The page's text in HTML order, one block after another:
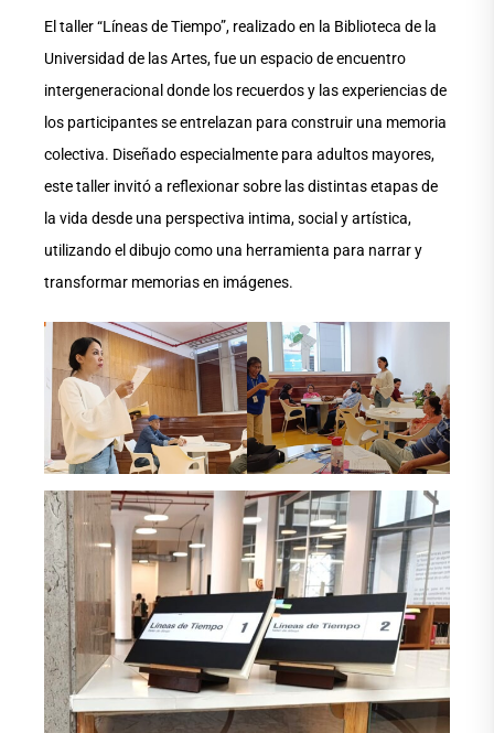
El taller “Líneas de Tiempo”, realizado en la Biblioteca de la
Universidad de las Artes, fue un espacio de encuentro
intergeneracional donde los recuerdos y las experiencias de
los participantes se entrelazan para construir una memoria
colectiva. Diseñado especialmente para adultos mayores,
este taller invitó a reflexionar sobre las distintas etapas de
la vida desde una perspectiva intima, social y artística,
utilizando el dibujo como una herramienta para narrar y
transformar memorias en imágenes.